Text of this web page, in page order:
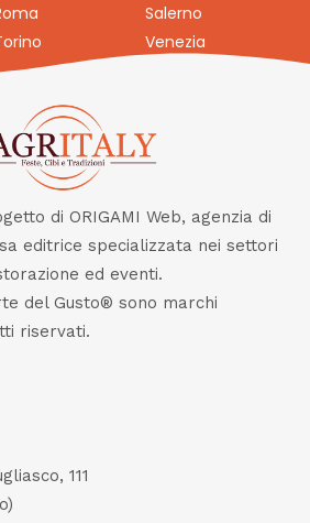
Salerno
Venezia
di ORIGAMI Web, agenzia di
editrice specializzata nei settori
ed eventi.
del Gusto® sono marchi
riservati.
111